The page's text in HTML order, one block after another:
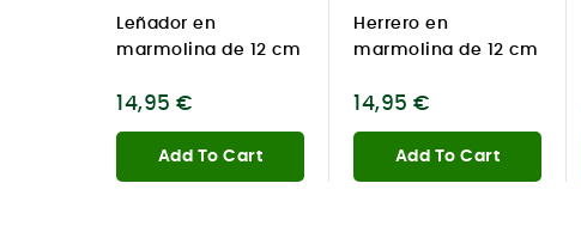
Leñador en
marmolina de 12 cm
14,95 €
Add To Cart
Herrero en
marmolina de 12 cm
14,95 €
Add To Cart